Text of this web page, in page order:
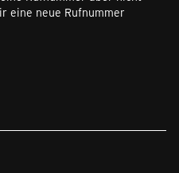
eine neue Rufnummer